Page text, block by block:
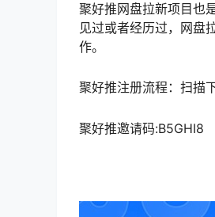
聚好推网盘拉新项目也
见过或者经历过，网盘
作。
聚好推注册流程：扫描
聚好推邀请码:B5GHI8